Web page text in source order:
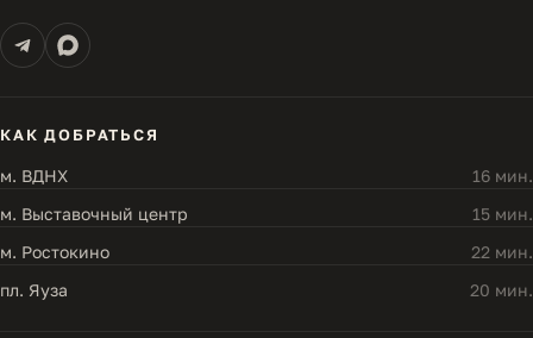
КАК ДОБРАТЬСЯ
м. ВДНХ
16 мин.
м. Выставочный центр
15 мин.
м. Ростокино
22 мин.
пл. Яуза
20 мин.